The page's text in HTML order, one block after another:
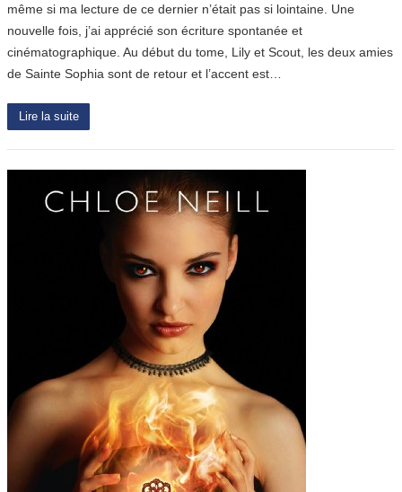
même si ma lecture de ce dernier n’était pas si lointaine. Une
nouvelle fois, j’ai apprécié son écriture spontanée et
cinématographique. Au début du tome, Lily et Scout, les deux amies
de Sainte Sophia sont de retour et l’accent est…
Lire la suite